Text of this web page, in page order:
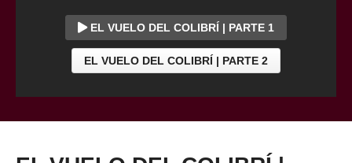
EL VUELO DEL COLIBRÍ | PARTE 1
EL VUELO DEL COLIBRÍ | PARTE 2